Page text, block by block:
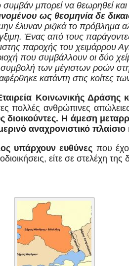
συμβάν μπορεί να θεωρηθεί και
ως θεομηνία δε
έλυναν ριζικά το πρόβλημα
Ένας από τους
παροχής του χειμάρρου
που συμβάλλουν οι δύο
συμβολή των μέγιστων ροών
κατάντη στις κοίτες
Κοινωνικής Δράσης
πολλές ανθρώπινες
διοικούντες. Η άμεση
αναχρονιστικό
υπάρχουν ευθύνες που
είτε σε στελέχη